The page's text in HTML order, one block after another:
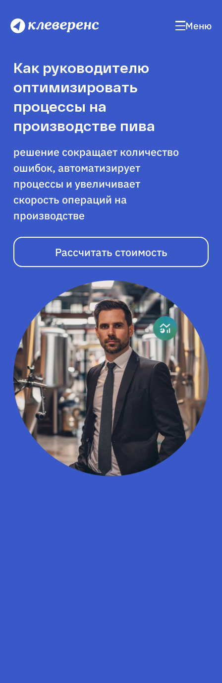
Меню
Как руководителю
оптимизировать
процессы на
производстве пива
решение сокращает количество
ошибок, автоматизирует
процессы и увеличивает
скорость операций на
производстве
Рассчитать стоимость